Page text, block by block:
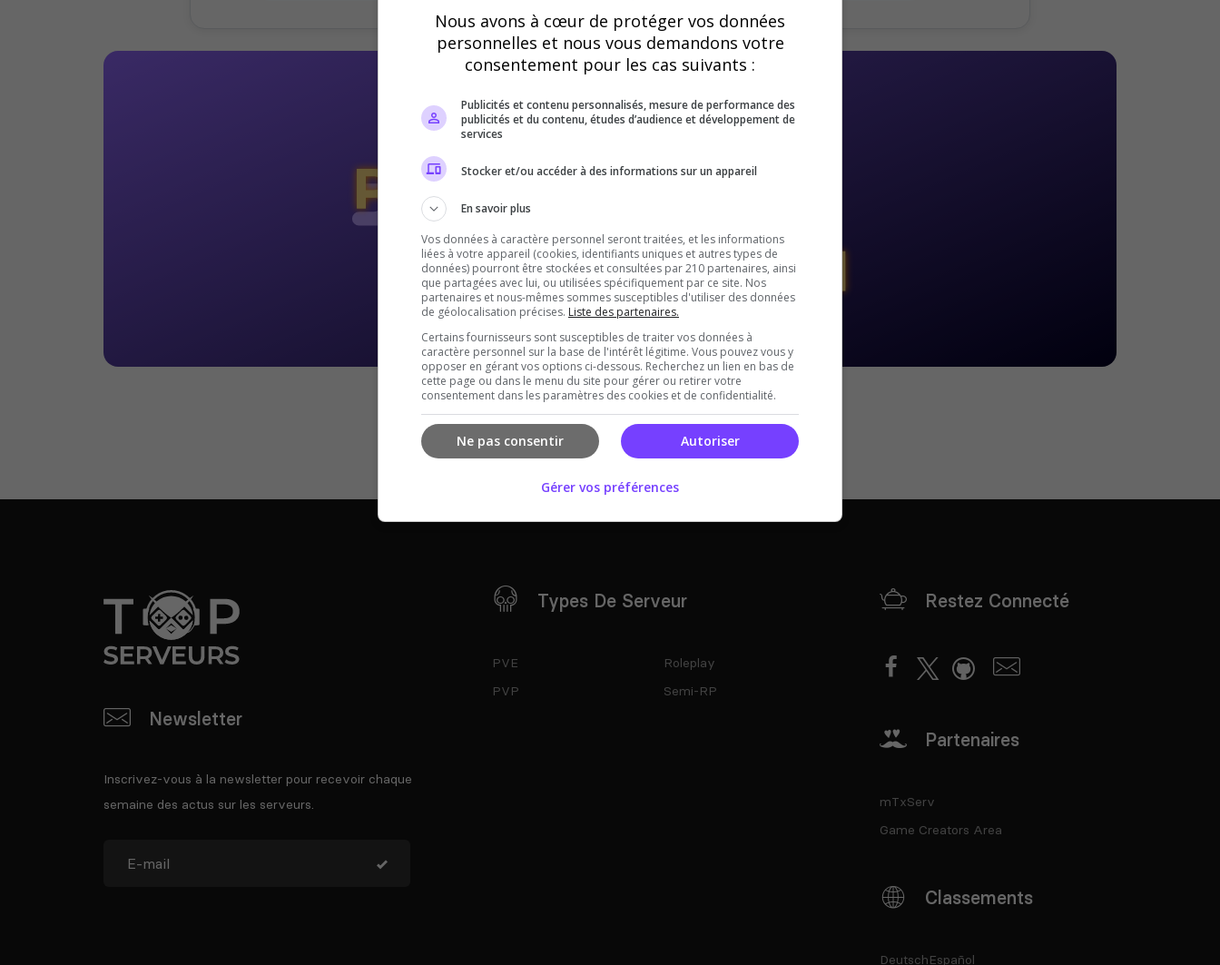
Offres Premiums soumises à nosConditions Générales de ventes
Newsletter
Inscrivez-vous à la newsletter pour recevoir chaque
semaine des actus sur les serveurs.
Types De Serveur
PVE
PVP
Roleplay
Semi-RP
Restez Connecté
Partenaires
mTxServ
Game Creators Area
Classements
DeutschEspañol
Nous avons à cœur de protéger vos données
personnelles et nous vous demandons votre
consentement pour les cas suivants :
Publicités et contenu personnalisés, mesure de performance des
publicités et du contenu, études d’audience et développement de
services
Stocker et/ou accéder à des informations sur un appareil
En savoir plus
Vos données à caractère personnel seront traitées, et les informations
liées à votre appareil (cookies, identifiants uniques et autres types de
données) pourront être stockées et consultées par 210 partenaires, ainsi
que partagées avec lui, ou utilisées spécifiquement par ce site. Nos
partenaires et nous-mêmes sommes susceptibles d'utiliser des données
de géolocalisation précises. Liste des partenaires.
Certains fournisseurs sont susceptibles de traiter vos données à
caractère personnel sur la base de l'intérêt légitime. Vous pouvez vous y
opposer en gérant vos options ci-dessous. Recherchez un lien en bas de
cette page ou dans le menu du site pour gérer ou retirer votre
consentement dans les paramètres des cookies et de confidentialité.
Autoriser
Ne pas consentir
Gérer vos préférences